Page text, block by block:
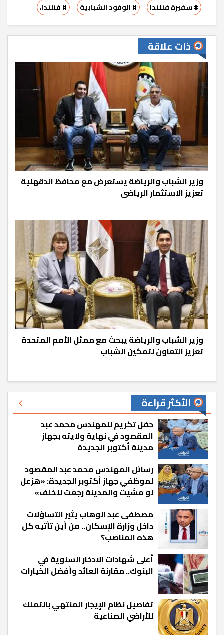
# سفيرة فنلندا # الوفود الشبابية # فنلندا،
ذات علاقة
وزير الشباب والرياضة يستعرض مع محافظ الدقهلية
تعزيز الاستثمار الرياضى
وزير الشباب والرياضة يبحث مع ممثل الأمم المتحدة
تعزيز التعاون لتمكين الشباب
الأكثر قراءة
حفل تكريم للمهندس محمد عبد
المقصود في نهاية ولايته بجهاز
مدينة أكتوبر الجديدة
رسائل المهندس محمد عبد المقصود
لموظفي جهاز أكتوبر الجديدة: «هزعل
لو مشيت والمدينة رجعت للخلف»
مصطفى عبد الوهاب يثير التساؤلات
داخل وزارة الإسكان.. من أين تأتيه كل
هذه المناصب؟
أعلى شهادات الادخار السنوية في
البنوك.. مقارنة العائد وأفضل الخيارات
تفاصيل نظام الإيجار المنتهي بالتملك
للأراضي الصناعية